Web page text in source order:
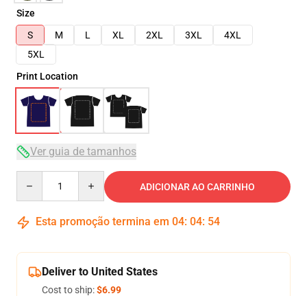
Size
S
M L XL 2XL 3XL
4XL
5XL
Print Location
Ver guia de tamanhos
ADICIONAR AO CARRINHO
Esta promoção termina em 04: 04: 53
Deliver to United States
Cost to ship:$6.99